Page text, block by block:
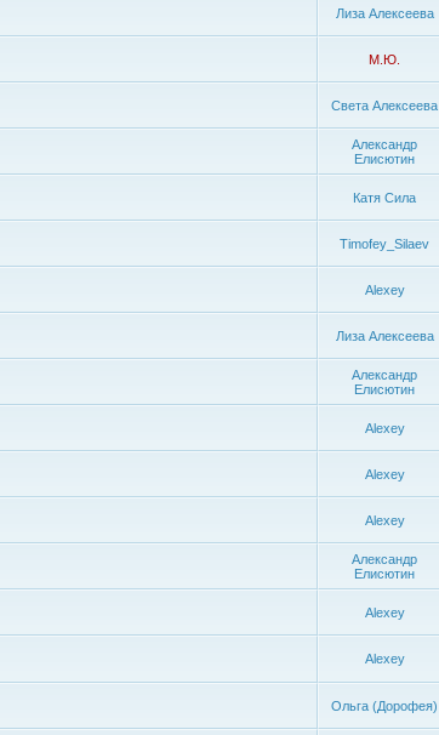
Лиза Алексеева
М.Ю.
Света Алексеева
Александр
Елисютин
Катя Сила
Timofey_Silaev
Alexey
Лиза Алексеева
Александр
Елисютин
Alexey
Alexey
Alexey
Александр
Елисютин
Alexey
Alexey
Ольга (Дорофея)